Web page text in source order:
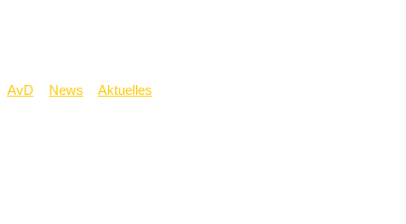
AvD News Aktuelles